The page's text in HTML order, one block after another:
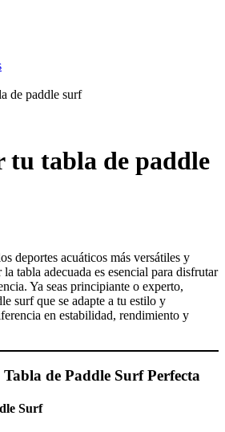
de paddle surf
tu tabla de paddle
deportes acuáticos más versátiles y
tabla adecuada es esencial para disfrutar
Ya seas principiante o experto,
surf que se adapte a tu estilo y
en estabilidad, rendimiento y
de Paddle Surf Perfecta
Surf